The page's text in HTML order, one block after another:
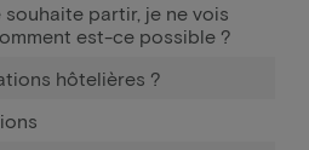
partir, je ne vois
est-ce possible ?
hôtelières ?